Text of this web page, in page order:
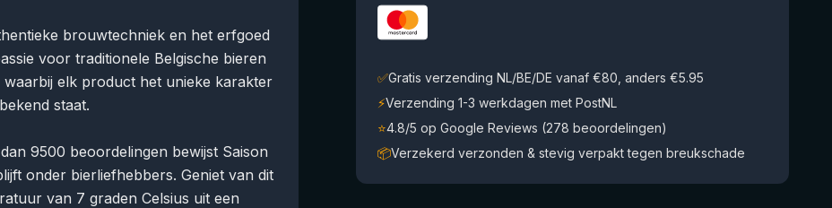
brouwtechniek en het erfgoed
voor traditionele Belgische bieren
elk product het unieke karakter
staat.
9500 beoordelingen bewijst Saison
onder bierliefhebbers. Geniet van dit
van 7 graden Celsius uit een
✅Gratis verzending NL/BE/DE vanaf €80, anders €5.95
⚡Verzending 1-3 werkdagen met PostNL
⭐4.8/5 op Google Reviews (278 beoordelingen)
📦Verzekerd verzonden & stevig verpakt tegen breukschade